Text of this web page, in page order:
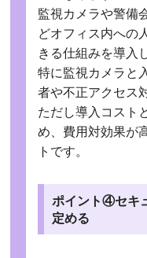
監視カメラや警備
どオフィス内への
きる仕組みを導入
特に監視カメラと
者や不正アクセス
ただし導入コスト
め、費用対効果が
トです。
ポイント④セキ
定める